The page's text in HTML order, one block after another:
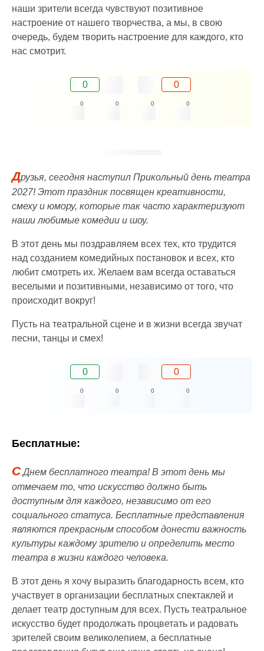
наши зрители всегда чувствуют позитивное
настроение от нашего творчества, а мы, в свою
очередь, будем творить настроение для каждого, кто
нас смотрит.
0 0
0 0 0 0
Друзья, сегодня наступил Прикольный день театра
2027! Этот праздник посвящен креативности,
смеху и юмору, которые так часто характеризуют
наши любимые комедии и шоу.
В этот день мы поздравляем всех тех, кто трудится
над созданием комедийных постановок и всех, кто
любит смотреть их. Желаем вам всегда оставаться
веселыми и позитивными, независимо от того, что
происходит вокруг!
Пусть на театральной сцене и в жизни всегда звучат
песни, танцы и смех!
0 0
0 0 0 0
Бесплатные:
СДнем бесплатного театра! В этот день мы
отмечаем то, что искусство должно быть
доступным для каждого, независимо от его
социального статуса. Бесплатные представления
являются прекрасным способом донести важность
культуры каждому зрителю и определить место
театра в жизни каждого человека.
В этот день я хочу выразить благодарность всем, кто
участвует в организации бесплатных спектаклей и
делает театр доступным для всех. Пусть театральное
искусство будет продолжать процветать и радовать
зрителей своим великолепием, а бесплатные